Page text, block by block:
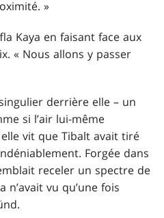
»
Kaya en faisant face aux
« Nous allons y passer
derrière elle – un
si l’air lui-même
vit que Tibalt avait tiré
Forgée dans
receler un spectre de
vu qu’une fois